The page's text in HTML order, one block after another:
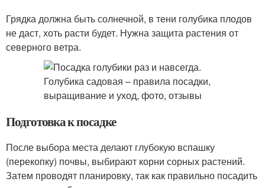
Грядка должна быть солнечной, в тени голубика плодов
не даст, хоть расти будет. Нужна защита растения от
северного ветра.
Подготовка к посадке
После выбора места делают глубокую вспашку
(перекопку) почвы, выбирают корни сорных растений.
Затем проводят планировку, так как правильно посадить